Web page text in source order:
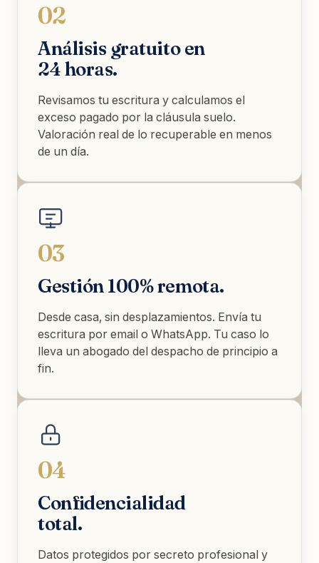
02
Análisis gratuito en
24 horas.
Revisamos tu escritura y calculamos el
exceso pagado por la cláusula suelo.
Valoración real de lo recuperable en menos
de un día.
03
Gestión 100% remota.
Desde casa, sin desplazamientos. Envía tu
escritura por email o WhatsApp. Tu caso lo
lleva un abogado del despacho de principio a
fin.
04
Confidencialidad
total.
Datos protegidos por secreto profesional y